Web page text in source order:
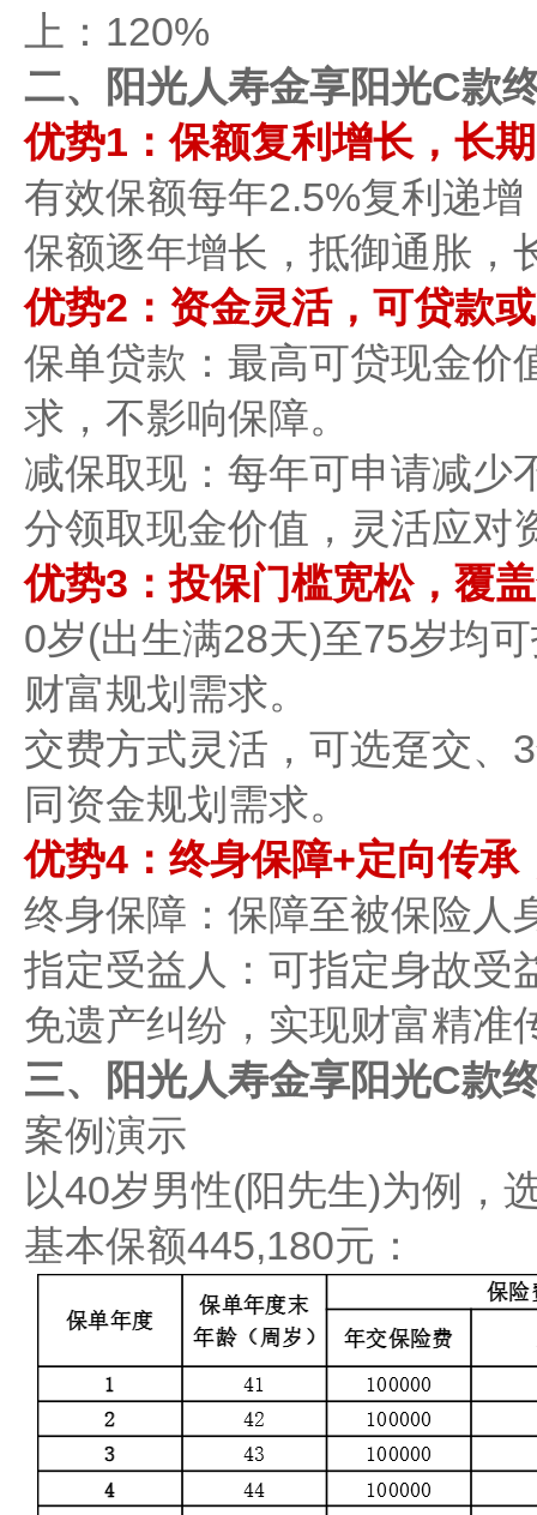
上：120%
二、阳光人寿金享阳光C款
优势1：保额复利增长，长
有效保额每年2.5%复利递
保额逐年增长，抵御通胀，
优势2：资金灵活，可贷款
保单贷款​​：最高可贷现金价
求，不影响保障。
减保取现​​：每年可申请减少
分领取现金价值，灵活应对
优势3：投保门槛宽松，覆
​​0岁(出生满28天)至75岁均
财富规划需求。
交费方式灵活，可选​​趸交、
同资金规划需求。
优势4：终身保障+定向传承
终身保障​​：保障至被保险人
指定受益人​​：可指定身故受
免遗产纠纷，实现财富精准
三、阳光人寿金享阳光C款
案例演示​​
以40岁男性(阳先生)为例，
基本保额445,180元：